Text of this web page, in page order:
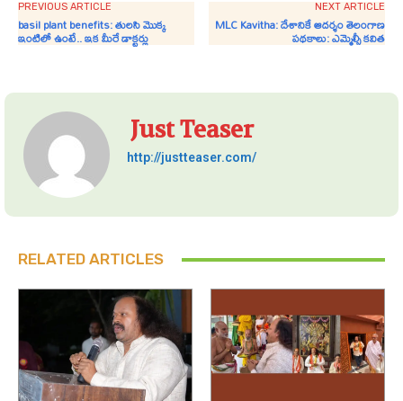
PREVIOUS ARTICLE
basil plant benefits: తులసి మొక్క
ఇంటిలో ఉంటే.. ఇక మీరే డాక్టర్లు
NEXT ARTICLE
MLC Kavitha: దేశానికే ఆదర్శం తెలంగాణ
పథకాలు: ఎమ్మెల్సీ కవిత
Just Teaser
http://justteaser.com/
RELATED ARTICLES